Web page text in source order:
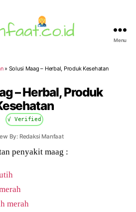
Menu
» Solusi Maag – Herbal, Produk Kesehatan
– Herbal, Produk
√ Verified
By: Redaksi Manfaat
penyakit maag :
merah